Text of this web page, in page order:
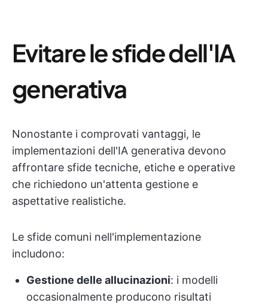
Evitare le sfide dell'IA
generativa
Nonostante i comprovati vantaggi, le
implementazioni dell'IA generativa devono
affrontare sfide tecniche, etiche e operative
che richiedono un'attenta gestione e
aspettative realistiche.
Le sfide comuni nell'implementazione
includono:
Gestione delle allucinazioni: i modelli
occasionalmente producono risultati